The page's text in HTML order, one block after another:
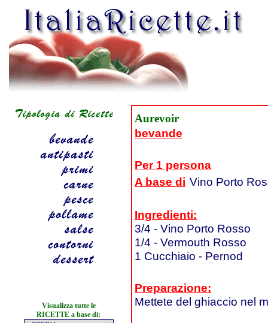
Visualizza tutte le
RICETTE a base di:
Aurevoir
bevande
Per 1 persona
A base di Vino Porto
Ingredienti:
3/4 - Vino Porto Rosso
1/4 - Vermouth Rosso
1 Cucchiaio - Pernod
Preparazione:
Mettete del ghiaccio nel